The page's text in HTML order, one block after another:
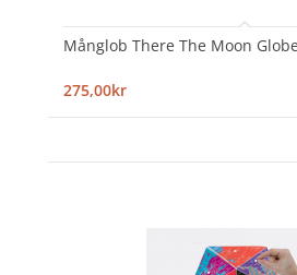
Månglob There The Moon
275,00kr